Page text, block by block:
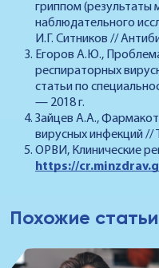
гриппом (результаты
наблюдательного
И.Г. Ситников //
Егоров А.Ю.,
респираторных
статьи по
— 2018 г.
Зайцев А.А.,
вирусных инфекций //
ОРВИ, Клинические
https://
Похожие статьи